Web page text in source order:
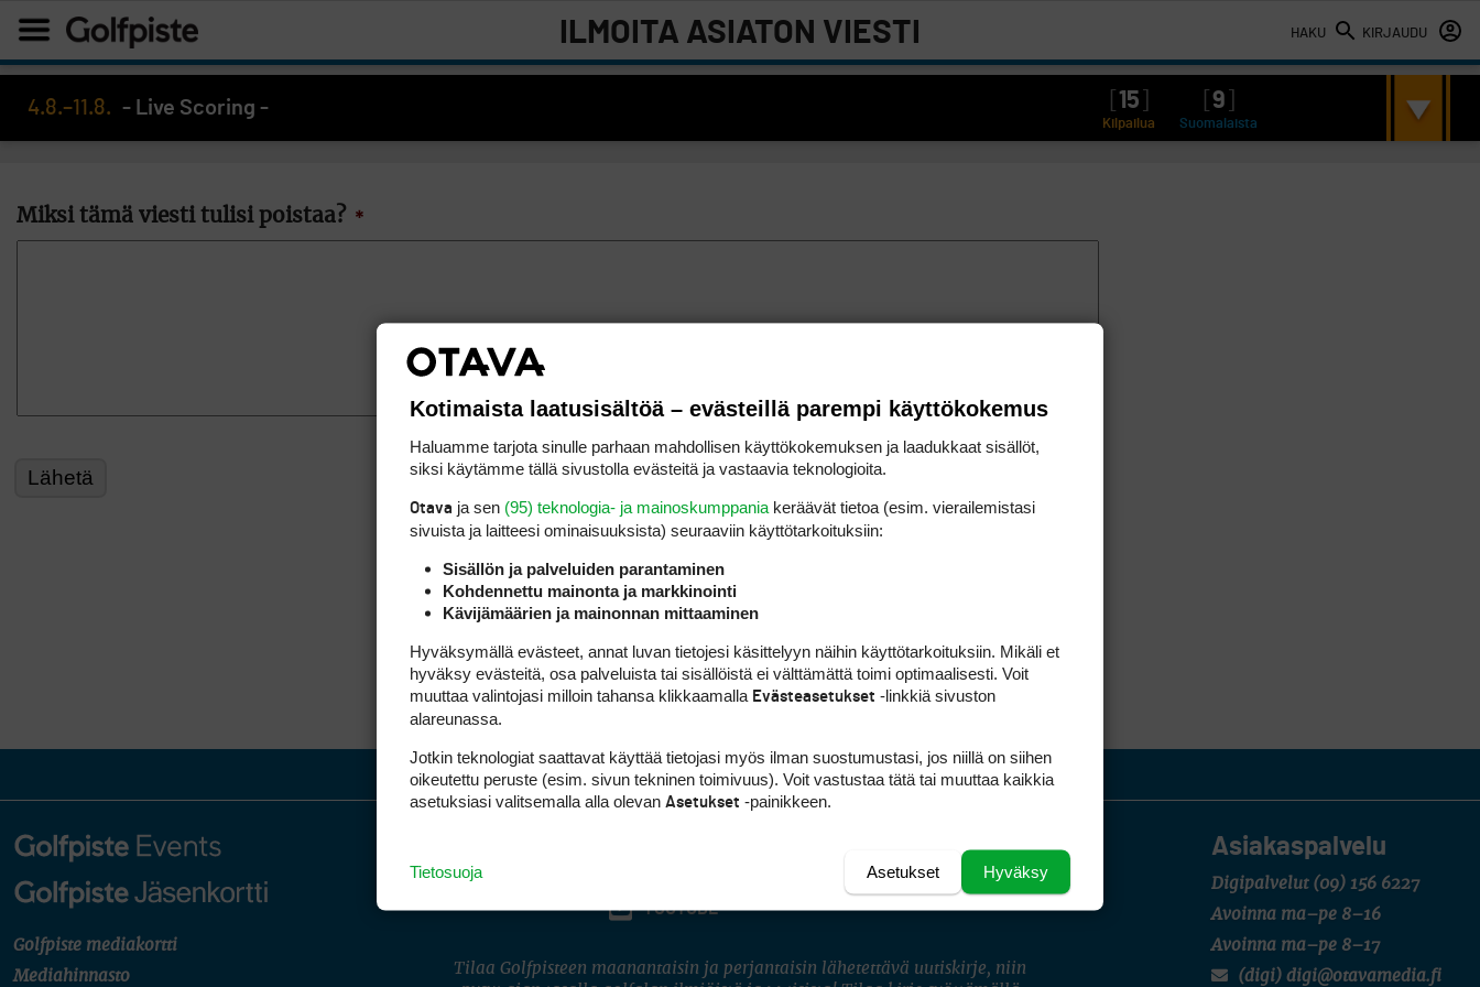
HAKU KIRJAUDU
ILMOITA ASIATON VIESTI
4.8.–11.8. - Live Scoring - 15 9
Kilpailua Suomalaista
Miksi tämä viesti tulisi poistaa? *
Golfpiste mediakortti
Mediahinnasto
Asiakaspalvelu
Digipalvelut (09) 156 6227
Avoinna ma–pe 8–16
Avoinna ma–pe 8–17
(digi) digi@otavamedia.fi
INSTAGRAM
YOUTUBE
Tilaa Golfpisteen maanantaisin ja perjantaisin lähetettävä uutiskirje, niin
Kotimaista laatusisältöä – evästeillä parempi käyttökokemus
Haluamme tarjota sinulle parhaan mahdollisen käyttökokemuksen ja laadukkaat sisällöt,
siksi käytämme tällä sivustolla evästeitä ja vastaavia teknologioita.
Otava ja sen (95) teknologia- ja mainoskumppania keräävät tietoa (esim. vierailemis­tasi
sivuista ja laitteesi ominaisuuk­sista) seuraaviin käyttötarkoituksiin:
Sisällön ja palveluiden parantaminen
Kohdennettu mainonta ja markkinointi
Kävijämäärien ja mainonnan mittaaminen
Hyväksymällä evästeet, annat luvan tietojesi käsittelyyn näihin käyttötarkoituksiin. Mikäli et
hyväksy evästeitä, osa palveluista tai sisällöistä ei välttämättä toimi optimaalisesti. Voit
muuttaa valintojasi milloin tahansa klikkaamalla Evästeasetukset -linkkiä sivuston
alareunassa.
Jotkin teknologiat saattavat käyttää tietojasi myös ilman suostumustasi, jos niillä on siihen
oikeutettu peruste (esim. sivun tekninen toimivuus). Voit vastustaa tätä tai muuttaa kaikkia
asetuksiasi valitsemalla alla olevan Asetukset -painikkeen.
Hyväksy
Asetukset
Tietosuoja